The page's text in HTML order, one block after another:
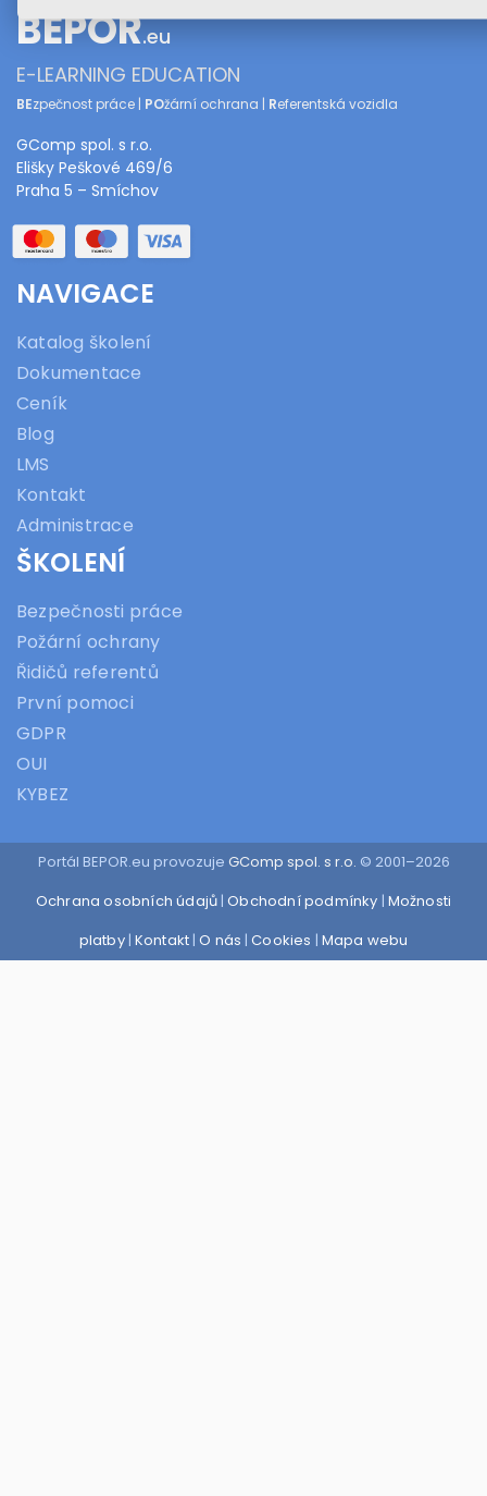
BEPOR.eu
E-LEARNING EDUCATION
BEzpečnost práce | POžární ochrana | Referentská vozidla
GComp spol. s r.o.
Elišky Peškové 469/6
Praha 5 – Smíchov
NAVIGACE
Katalog školení
Dokumentace
Ceník
Blog
LMS
Kontakt
Administrace
ŠKOLENÍ
Bezpečnosti práce
Požární ochrany
Řidičů referentů
První pomoci
GDPR
OUI
KYBEZ
Portál BEPOR.eu provozuje GComp spol. s r.o. © 2001–2026
Ochrana osobních údajů |Obchodní podmínky | Možnosti
platby | Kontakt |O nás |Cookies | Mapa webu